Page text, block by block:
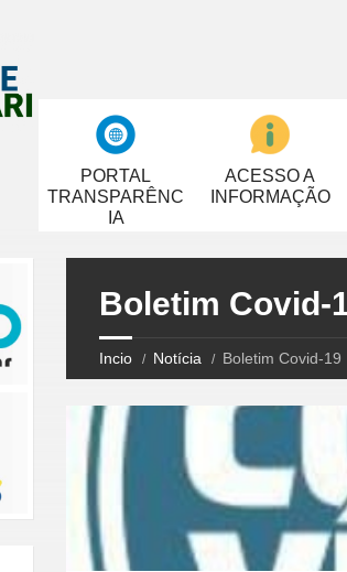
PORTAL
TRANSPARÊNC
IA
ACESSO A
INFORMAÇÃO
Boletim Covid-
Incio Notícia Boletim Covid-19